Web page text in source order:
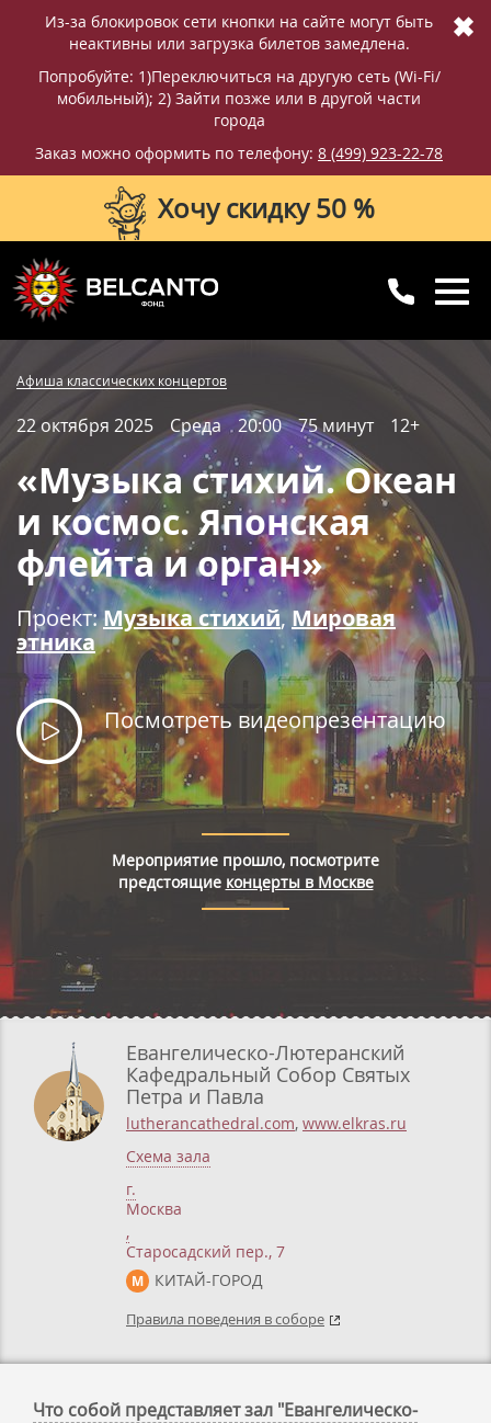
Из-за блокировок сети кнопки на сайте могут быть
неактивны или загрузка билетов замедлена.
Попробуйте: 1)Переключиться на другую сеть (Wi-Fi/
мобильный); 2) Зайти позже или в другой части
города
Заказ можно оформить по телефону: 8 (499) 923-22-78
✖
Хочу скидку 50 %
с 10:00 до 20:00
Вопросы и ответы Схема зала
Правила покупки билетов
Афиша классических концертов
22 октября 2025 Среда 20:00 75 минут 12+
«Музыка стихий. Океан
и космос. Японская
флейта и орган»
Проект:Музыка стихий,Мировая
этника
Посмотреть видеопрезентацию
Евангелическо-Лютеранский
Кафедральный Собор Святых
Петра и Павла
lutherancathedral.com, www.elkras.ru
Схема зала
г.
Москва
,
Старосадский пер., 7
М КИТАЙ-ГОРОД
Правила поведения в соборе
Мероприятие прошло, посмотрите
предстоящие концерты в Москве
Что собой представляет зал "Евангелическо-